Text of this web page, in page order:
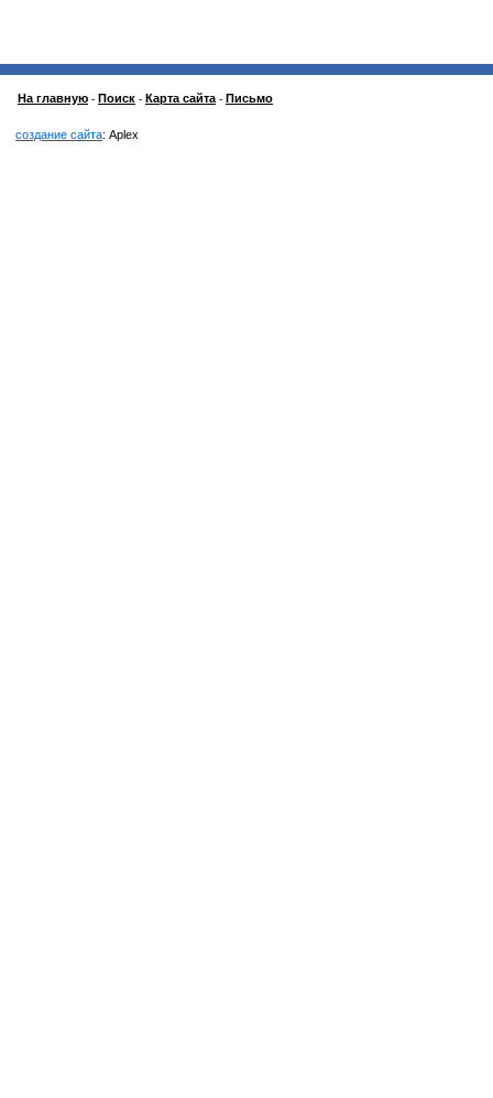
На главную - Поиск - Карта сайта - Письмо
создание сайта: Aplex